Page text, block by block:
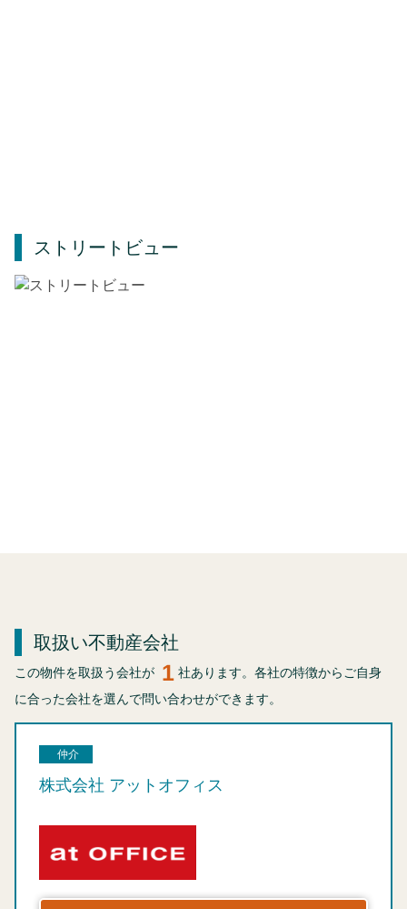
ストリートビュー
取扱い不動産会社
この物件を取扱う会社が 1 社あります。各社の特徴からご自身
に合った会社を選んで問い合わせができます。
仲介
株式会社 アットオフィス